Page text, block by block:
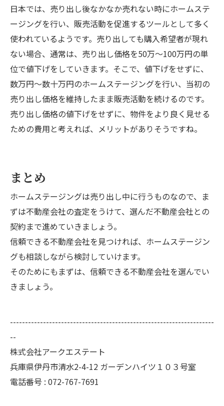
日本では、売り出し後なかなか売れない時にホームステ
ージングを行い、販売活動を促進するツールとして多く
使われているようです。売り出しても購入希望者が現れ
ない場合、通常は、売り出し価格を50万～100万円の単
位で値下げをしていきます。そこで、値下げをせずに、
数万円～数十万円のホームステージングを行い、当初の
売り出し価格を維持したまま販売活動を続けるのです。
売り出し価格の値下げをせずに、物件をより良く見せる
ための費用と考えれば、メリットがありそうですね。
まとめ
ホームステージングは売り出し中に行うものなので、ま
ずは不動産会社の査定をうけて、選んだ不動産会社との
契約まで進めていきましょう。
信頼できる不動産会社を見つければ、ホームステージン
グも相談しながら検討していけます。
そのためにもまずは、信頼できる不動産会社を選んでい
きましょう。
--------------------------------------------------------------------
--
株式会社アークエステート
兵庫県伊丹市清水2-4-12 ガーデンハイツ１０３号室
電話番号 : 072-767-7691